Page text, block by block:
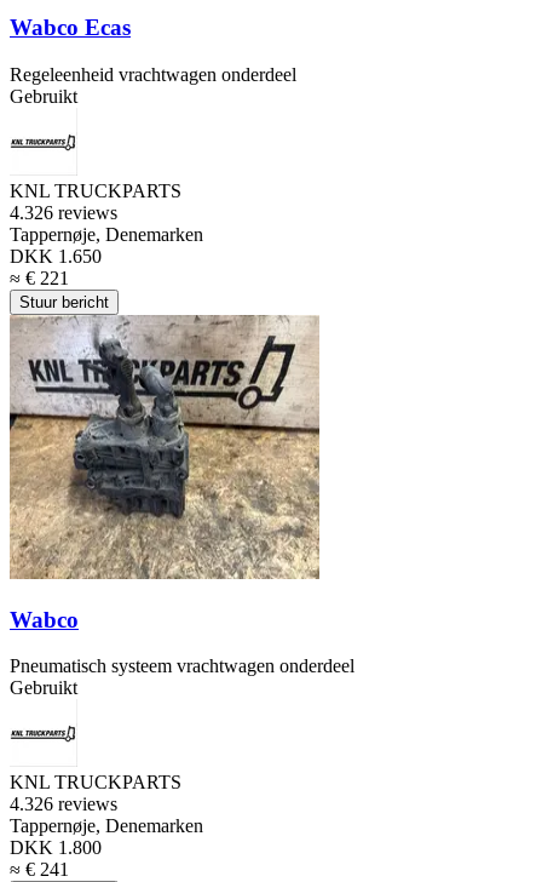
Wabco Ecas
Regeleenheid vrachtwagen onderdeel
Gebruikt
KNL TRUCKPARTS
4.326 reviews
Tappernøje, Denemarken
DKK 1.650
≈ € 221
Stuur bericht
Wabco
Pneumatisch systeem vrachtwagen onderdeel
Gebruikt
KNL TRUCKPARTS
4.326 reviews
Tappernøje, Denemarken
DKK 1.800
≈ € 241